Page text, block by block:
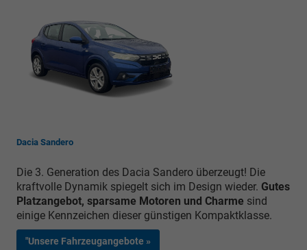
Dacia Sandero
Die 3. Generation des Dacia Sandero überzeugt! Die
kraftvolle Dynamik spiegelt sich im Design wieder. Gutes
Platzangebot, sparsame Motoren und Charme sind
einige Kennzeichen dieser günstigen Kompaktklasse.
"Unsere Fahrzeugangebote »